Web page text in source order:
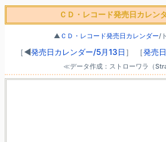
ＣＤ・レコード発売日カレン
▲ＣＤ・レコード発売日カレンダー/
［◀発売日カレンダー/5月13日 ］ ［発売
≪データ作成：ストローワラ（